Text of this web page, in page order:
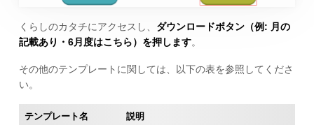
くらしのカタチにアクセスし、 ダウンロードボタン（例: 月の
記載あり・6月度はこちら）を押します。
その他のテンプレートに関しては、以下の表を参照してくださ
い。
テンプレート名 説明